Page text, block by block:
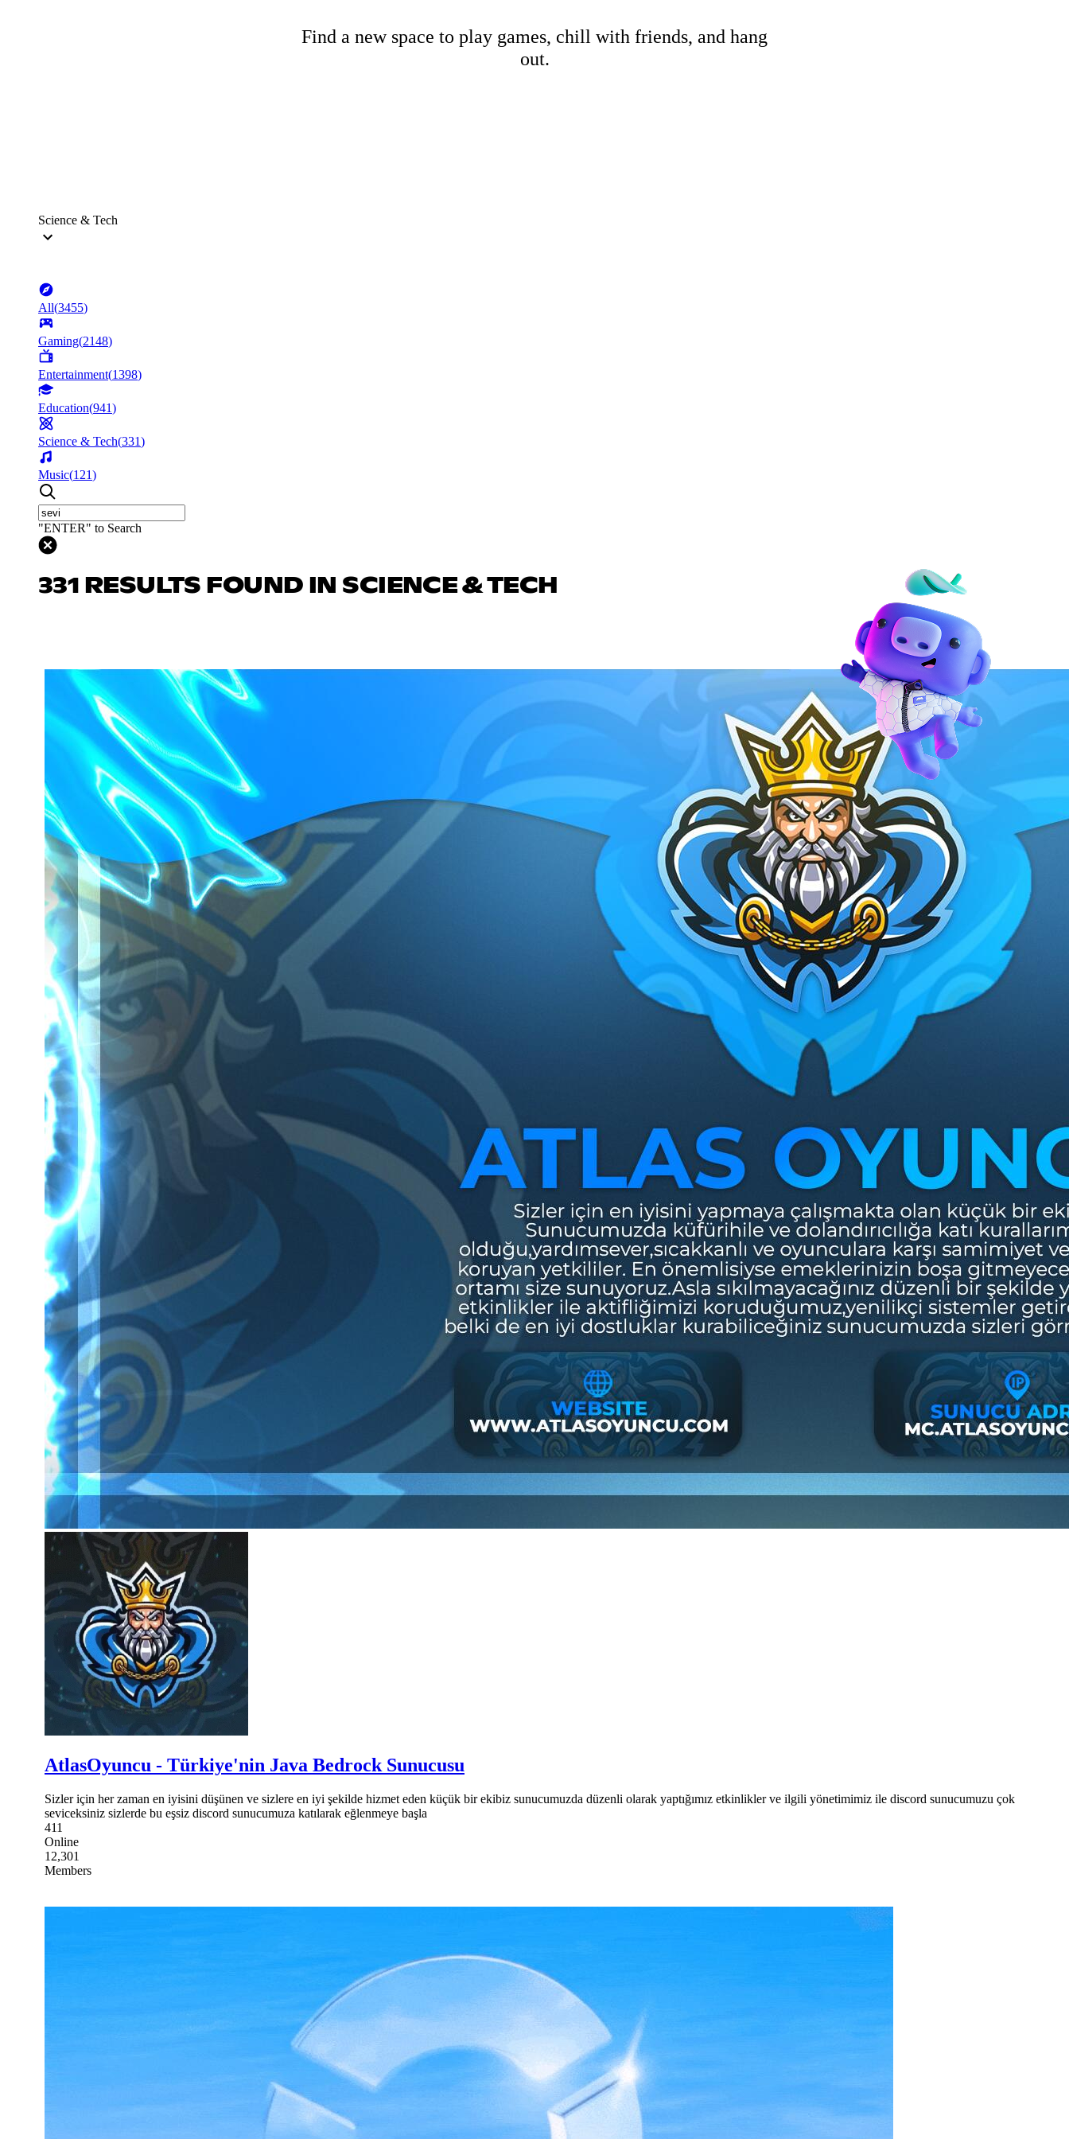
Find a new space to play games, chill with friends, and hang
out.
Science & Tech
All(3455)
Gaming(2148)
Entertainment(1398)
Education(941)
Science & Tech(331)
Music(121)
"ENTER" to Search
331 RESULTS FOUND IN SCIENCE & TECH
AtlasOyuncu - Türkiye'nin Java Bedrock Sunucusu
Sizler için her zaman en iyisini düşünen ve sizlere en iyi şekilde hizmet eden küçük bir ekibiz sunucumuzda düzenli olarak yaptığımız etkinlikler ve ilgili yönetimimiz ile discord sunucumuzu çok
seviceksiniz sizlerde bu eşsiz discord sunucumuza katılarak eğlenmeye başla
411
Online
12,301
Members